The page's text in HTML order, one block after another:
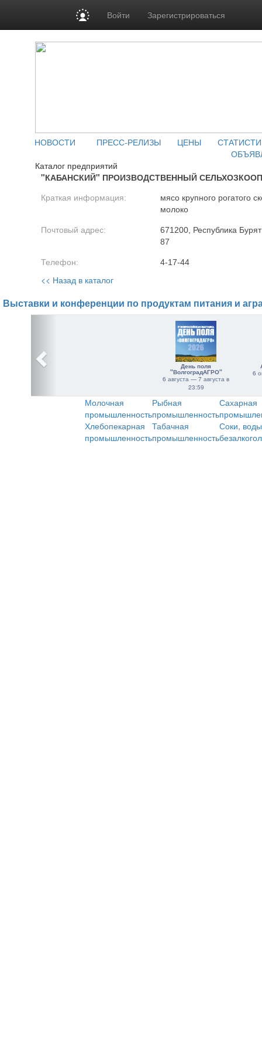
Войти Зарегистрироваться
НОВОСТИ ПРЕСС-РЕЛИЗЫ ЦЕНЫ
Каталог предприятий
"КАБАНСКИЙ" ПРОИЗВОДСТВЕННЫЙ
Краткая информация:
мясо крупного рогатого
молоко
Почтовый адрес:
671200, Республика
87
Телефон: 4-17-44
<< Назад в каталог
Выставки и конференции по продуктам питания и
День поля
"ВолгоградАГРО"
6 августа — 7 августа в
23:59
6
Молочная
промышленность
Рыбная
промышленность
Сахарная
Хлебопекарная
промышленность
Табачная
промышленность
Соки,